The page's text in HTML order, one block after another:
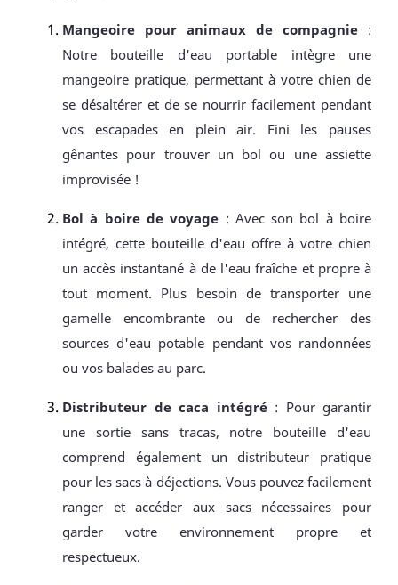
Mangeoire pour animaux de compagnie :
Notre bouteille d'eau portable intègre une
mangeoire pratique, permettant à votre chien de
se désaltérer et de se nourrir facilement pendant
vos escapades en plein air. Fini les pauses
gênantes pour trouver un bol ou une assiette
improvisée !
Bol à boire de voyage : Avec son bol à boire
intégré, cette bouteille d'eau offre à votre chien
un accès instantané à de l'eau fraîche et propre à
tout moment. Plus besoin de transporter une
gamelle encombrante ou de rechercher des
sources d'eau potable pendant vos randonnées
ou vos balades au parc.
Distributeur de caca intégré: Pour garantir
une sortie sans tracas, notre bouteille d'eau
comprend également un distributeur pratique
pour les sacs à déjections. Vous pouvez facilement
ranger et accéder aux sacs nécessaires pour
garder votre environnement propre et
respectueux.